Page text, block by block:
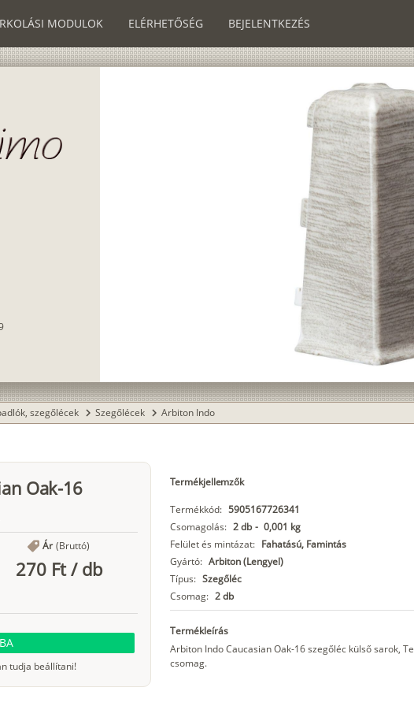
MODULOK ELÉRHETŐSÉG BEJELENTKEZÉS
szegőlécek chevron_right Szegőlécek chevron_right Arbiton Indo
Oak-16
Ár (Bruttó)
270 Ft/ db
tudja beállítani!
Termékjellemzők
Termékkód: 5905167726341
Csomagolás: 2 db - 0,001 kg
Felület és mintázat: Fahatású, Famintás
Gyártó: Arbiton (Lengyel)
Típus: Szegőléc
Csomag: 2 db
Termékleírás
Arbiton Indo Caucasian Oak-16 szegőléc külső sarok,
csomag.